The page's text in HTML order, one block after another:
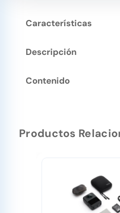
Características
Descripción
Contenido
Productos